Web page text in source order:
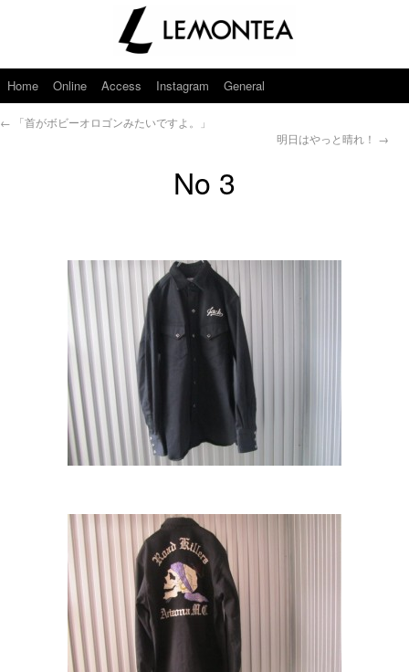
Home Online Access Instagram General
← 「首がボビーオロゴンみたいですよ。」
明日はやっと晴れ！ →
No 3